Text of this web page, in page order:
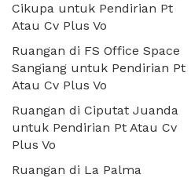
Cikupa untuk Pendirian Pt
Atau Cv Plus Vo
Ruangan di FS Office Space
Sangiang untuk Pendirian Pt
Atau Cv Plus Vo
Ruangan di Ciputat Juanda
untuk Pendirian Pt Atau Cv
Plus Vo
Ruangan di La Palma